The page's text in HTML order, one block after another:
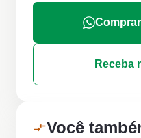
Receba
Você